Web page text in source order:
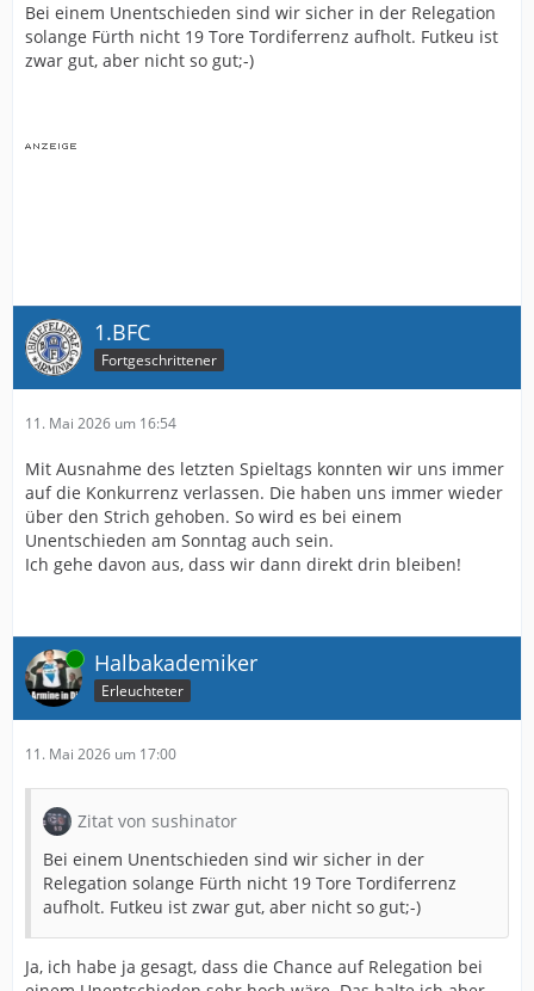
Bei einem Unentschieden sind wir sicher in der Relegation
solange Fürth nicht 19 Tore Tordiferrenz aufholt. Futkeu ist
zwar gut, aber nicht so gut;-)
1.BFC
Fortgeschrittener
11. Mai 2026 um 16:54
Mit Ausnahme des letzten Spieltags konnten wir uns immer
auf die Konkurrenz verlassen. Die haben uns immer wieder
über den Strich gehoben. So wird es bei einem
Unentschieden am Sonntag auch sein.
Ich gehe davon aus, dass wir dann direkt drin bleiben!
Online Halbakademiker
Erleuchteter
11. Mai 2026 um 17:00
Zitat von sushinator
Bei einem Unentschieden sind wir sicher in der
Relegation solange Fürth nicht 19 Tore Tordiferrenz
aufholt. Futkeu ist zwar gut, aber nicht so gut;-)
Ja, ich habe ja gesagt, dass die Chance auf Relegation bei